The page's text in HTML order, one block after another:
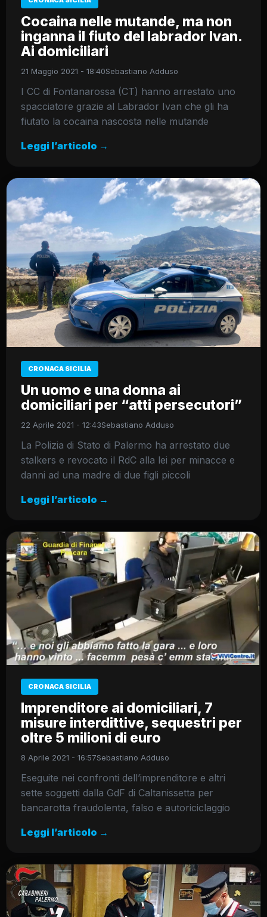
Cocaina nelle mutande, ma non
inganna il fiuto del labrador Ivan.
Ai domiciliari
21 Maggio 2021 - 18:40Sebastiano Adduso
I CC di Fontanarossa (CT) hanno arrestato uno
spacciatore grazie al Labrador Ivan che gli ha
fiutato la cocaina nascosta nelle mutande
Leggi l’articolo →
CRONACA SICILIA
Un uomo e una donna ai
domiciliari per “atti persecutori”
22 Aprile 2021 - 12:43Sebastiano Adduso
La Polizia di Stato di Palermo ha arrestato due
stalkers e revocato il RdC alla lei per minacce e
danni ad una madre di due figli piccoli
Leggi l’articolo →
CRONACA SICILIA
Imprenditore ai domiciliari, 7
misure interdittive, sequestri per
oltre 5 milioni di euro
8 Aprile 2021 - 16:57Sebastiano Adduso
Eseguite nei confronti dell’imprenditore e altri
sette soggetti dalla GdF di Caltanissetta per
bancarotta fraudolenta, falso e autoriciclaggio
Leggi l’articolo →